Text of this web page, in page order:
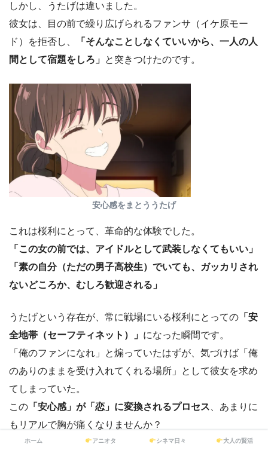
しかし、うたげは違いました。
彼女は、目の前で繰り広げられるファンサ（イケ原モー
ド）を拒否し、
「そんなことしなくていいから、一人の人
間として宿題をしろ」 と突きつけたのです。
安心感をまとううたげ
これは桜利にとって、革命的な体験でした。
「この女の前では、アイドルとして武装しなくてもいい」
「素の自分（ただの男子高校生）でいても、ガッカリされ
ないどころか、むしろ歓迎される」
うたげという存在が、常に戦場にいる桜利にとっての 「安
全地帯（セーフティネット）」 になった瞬間です。
「俺のファンになれ」と煽っていたはずが、気づけば「俺
のありのままを受け入れてくれる場所」として彼女を求め
てしまっていた。
この 「安心感」が「恋」に変換されるプロセス 、あまりに
もリアルで胸が痛くなりませんか？
ホーム アニオタ シネマ日々 大人の賢活